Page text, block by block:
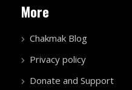
More
Chakmak Blog
Privacy policy
Donate and Support